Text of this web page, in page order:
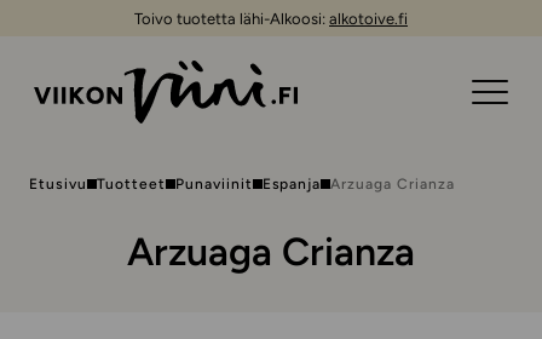
Toivo tuotetta lähi-Alkoosi: alkotoive.fi
Etusivu Tuotteet Punaviinit Espanja Arzuaga Crianza
Arzuaga Crianza